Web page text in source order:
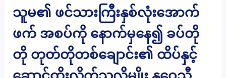
သူမ၏ ဖင်သားကြီးနှစ်လုံးအောက်
ဖက် အစပ်ကို နောက်မှနေ၍ ခပ်တို
တို တုတ်တိုတစ်ချောင်း၏ ထိပ်နှင့်